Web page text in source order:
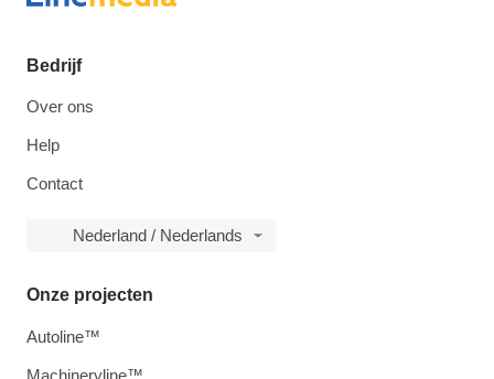
Bedrijf
Over ons
Help
Contact
Nederland / Nederlands
Onze projecten
Autoline™
Machineryline™